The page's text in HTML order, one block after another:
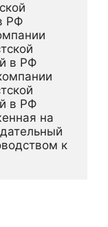
РФ
в РФ
в РФ
на
к